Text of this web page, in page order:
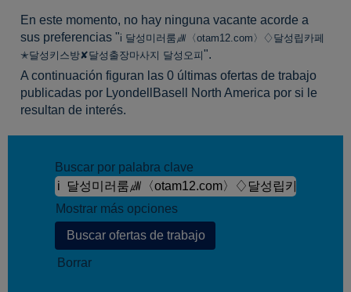
En este momento, no hay ninguna vacante acorde a
sus preferencias "i 달성미러룸㎼〈otam12.com〉♢달성립카페
✭달성키스방✘달성출장마사지 달성오피".
A continuación figuran las 0 últimas ofertas de trabajo
publicadas por LyondellBasell North America por si le
resultan de interés.
Buscar por palabra clave
Mostrar más opciones
Borrar